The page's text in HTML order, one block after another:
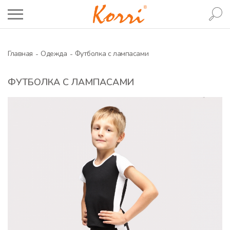
Главная Одежда Футболка с лампасами
ФУТБОЛКА С ЛАМПАСАМИ